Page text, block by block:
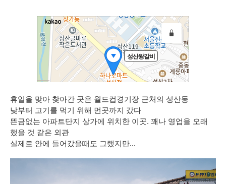
휴일을 맞아 찾아간 곳은 월드컵경기장 근처의 성산동
낮부터 고기를 먹기 위해 먼곳까지 갔다
뜬금없는 아파트단지 상가에 위치한 이곳. 꽤나 영업을 오래
했을 것 같은 외관
실제로 안에 들어갔을때도 그랬지만...